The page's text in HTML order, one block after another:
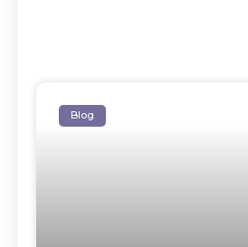
Blog